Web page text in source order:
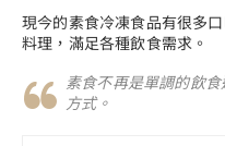
現今的素食冷凍食品有很多
料理，滿足各種飲食需求。
素食不再是單調的飲
方式。